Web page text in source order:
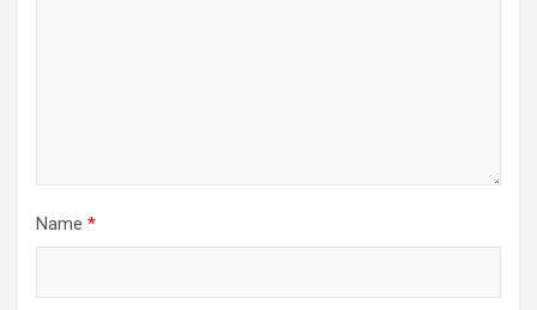
Name *